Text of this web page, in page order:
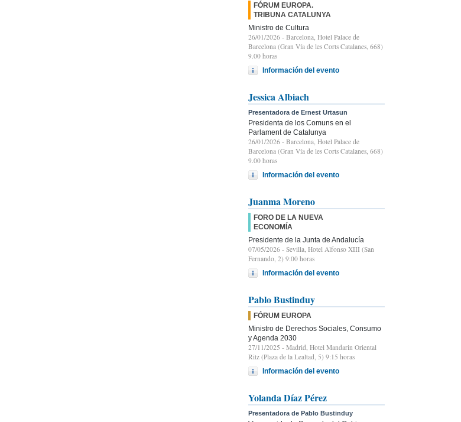
FÓRUM EUROPA.
TRIBUNA CATALUNYA
Ministro de Cultura
26/01/2026 - Barcelona, Hotel Palace de
Barcelona (Gran Vía de les Corts Catalanes, 668)
9.00 horas
Información del evento
Jessica Albiach
Presentadora de Ernest Urtasun
Presidenta de los Comuns en el
Parlament de Catalunya
26/01/2026 - Barcelona, Hotel Palace de
Barcelona (Gran Vía de les Corts Catalanes, 668)
9.00 horas
Información del evento
Juanma Moreno
FORO DE LA NUEVA
ECONOMÍA
Presidente de la Junta de Andalucía
07/05/2026 - Sevilla, Hotel Alfonso XIII (San
Fernando, 2) 9:00 horas
Información del evento
Pablo Bustinduy
FÓRUM EUROPA
Ministro de Derechos Sociales, Consumo
y Agenda 2030
27/11/2025 - Madrid, Hotel Mandarin Oriental
Ritz (Plaza de la Lealtad, 5) 9:15 horas
Información del evento
Yolanda Díaz Pérez
Presentadora de Pablo Bustinduy